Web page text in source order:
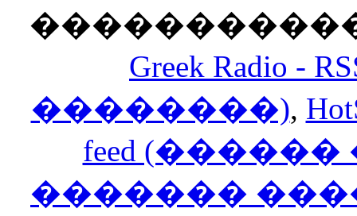
Greek Radio
��������),
feed
�������